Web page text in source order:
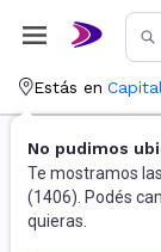
Estás en
No pudimos
Te mostramos
(1406). Podés
quieras.